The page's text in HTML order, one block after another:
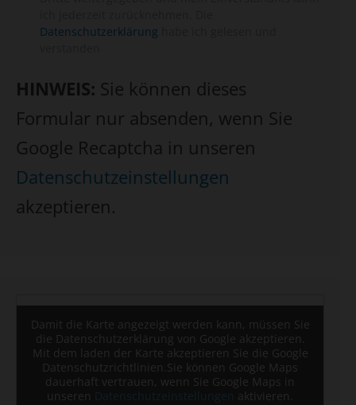
Datenschutzerklärung
HINWEIS: Sie können dieses
Formular nur absenden, wenn Sie
Google Recaptcha in unseren
Datenschutzeinstellungen
akzeptieren.
Damit die Karte angezeigt werden kann, müssen Sie
die Datenschutzerklärung von Google akzeptieren.
Mit dem laden der Karte akzeptieren Sie die Google
Datenschutzrichtlinien.Sie können Google Maps
dauerhaft vertrauen, wenn Sie Google Maps in
unseren
aktivieren.